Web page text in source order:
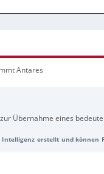
Antares
Übernahme eines
und
erstellt und können